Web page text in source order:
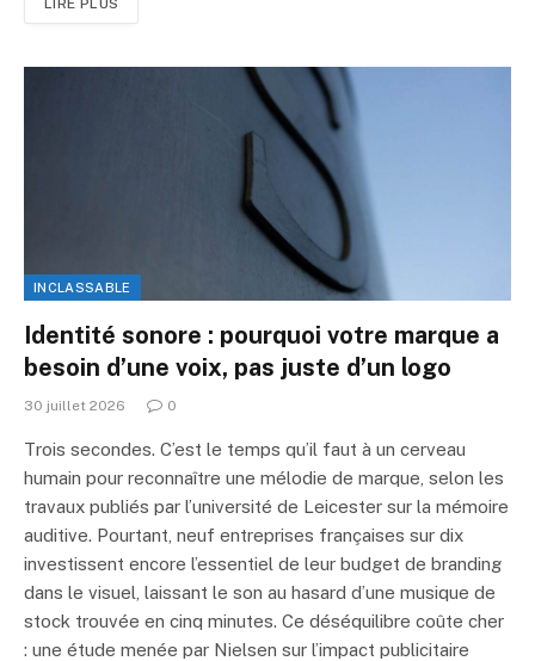
LIRE PLUS
INCLASSABLE
Identité sonore : pourquoi votre marque a
besoin d’une voix, pas juste d’un logo
30 juillet 2026 0
Trois secondes. C’est le temps qu’il faut à un cerveau
humain pour reconnaître une mélodie de marque, selon les
travaux publiés par l’université de Leicester sur la mémoire
auditive. Pourtant, neuf entreprises françaises sur dix
investissent encore l’essentiel de leur budget de branding
dans le visuel, laissant le son au hasard d’une musique de
stock trouvée en cinq minutes. Ce déséquilibre coûte cher
: une étude menée par Nielsen sur l’impact publicitaire